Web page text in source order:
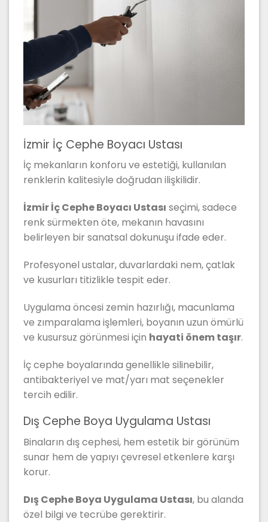
İzmir İç Cephe Boyacı Ustası
İç mekanların konforu ve estetiği, kullanılan
renklerin kalitesiyle doğrudan ilişkilidir.
İzmir İç Cephe Boyacı Ustası seçimi, sadece
renk sürmekten öte, mekanın havasını
belirleyen bir sanatsal dokunuşu ifade eder.
Profesyonel ustalar, duvarlardaki nem, çatlak
ve kusurları titizlikle tespit eder.
Uygulama öncesi zemin hazırlığı, macunlama
ve zımparalama işlemleri, boyanın uzun ömürlü
ve kusursuz görünmesi için hayati önem taşır.
İç cephe boyalarında genellikle silinebilir,
antibakteriyel ve mat/yarı mat seçenekler
tercih edilir.
Dış Cephe Boya Uygulama Ustası
Binaların dış cephesi, hem estetik bir görünüm
sunar hem de yapıyı çevresel etkenlere karşı
korur.
Dış Cephe Boya Uygulama Ustası, bu alanda
özel bilgi ve tecrübe gerektirir.